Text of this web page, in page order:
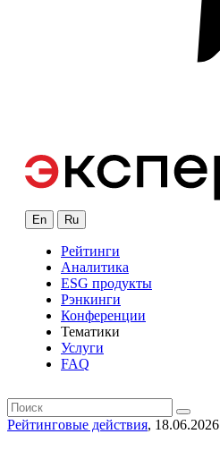
En Ru
Рейтинги
Аналитика
ESG продукты
Рэнкинги
Конференции
Тематики
Услуги
FAQ
Рейтинговые действия, 18.06.2026